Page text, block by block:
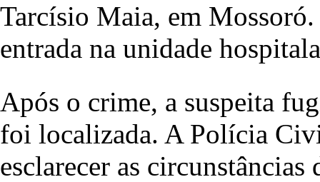
Tarcísio Maia, em
entrada na unidade
Após o crime, a suspeita
foi localizada. A Polícia
esclarecer as